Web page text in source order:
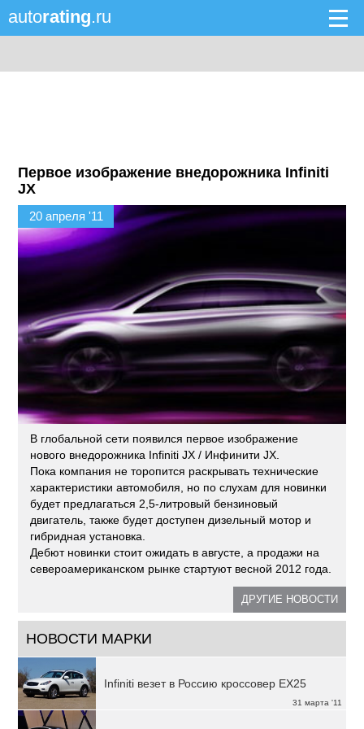
autorating.ru
Первое изображение внедорожника Infiniti
JX
20 апреля '11
В глобальной сети появился первое изображение
нового внедорожника Infiniti JX / Инфинити JX.
Пока компания не торопится раскрывать технические
характеристики автомобиля, но по слухам для новинки
будет предлагаться 2,5-литровый бензиновый
двигатель, также будет доступен дизельный мотор и
гибридная установка.
Дебют новинки стоит ожидать в августе, а продажи на
североамериканском рынке стартуют весной 2012 года.
ДРУГИЕ НОВОСТИ
НОВОСТИ МАРКИ
31 марта '11
Infiniti везет в Россию кроссовер EX25